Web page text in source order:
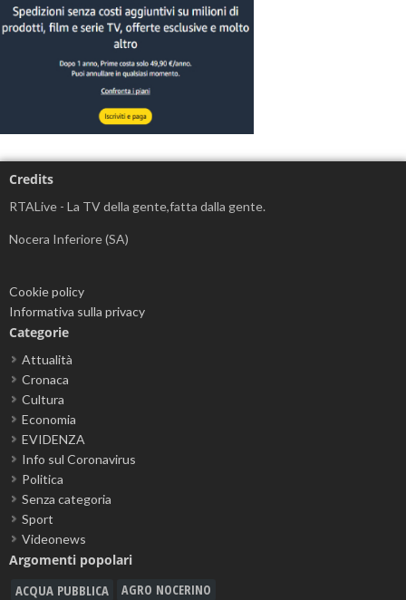
Credits
RTALive - La TV della gente,fatta dalla gente.
Nocera Inferiore (SA)
Cookie policy
Informativa sulla privacy
Categorie
Attualità
Cronaca
Cultura
Economia
EVIDENZA
Info sul Coronavirus
Politica
Senza categoria
Sport
Videonews
Argomenti popolari
ACQUA PUBBLICA AGRO NOCERINO